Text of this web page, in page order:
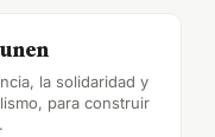
la solidaridad y
para construir